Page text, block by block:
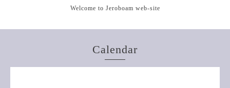
Welcome to Jeroboam web-site
Calendar